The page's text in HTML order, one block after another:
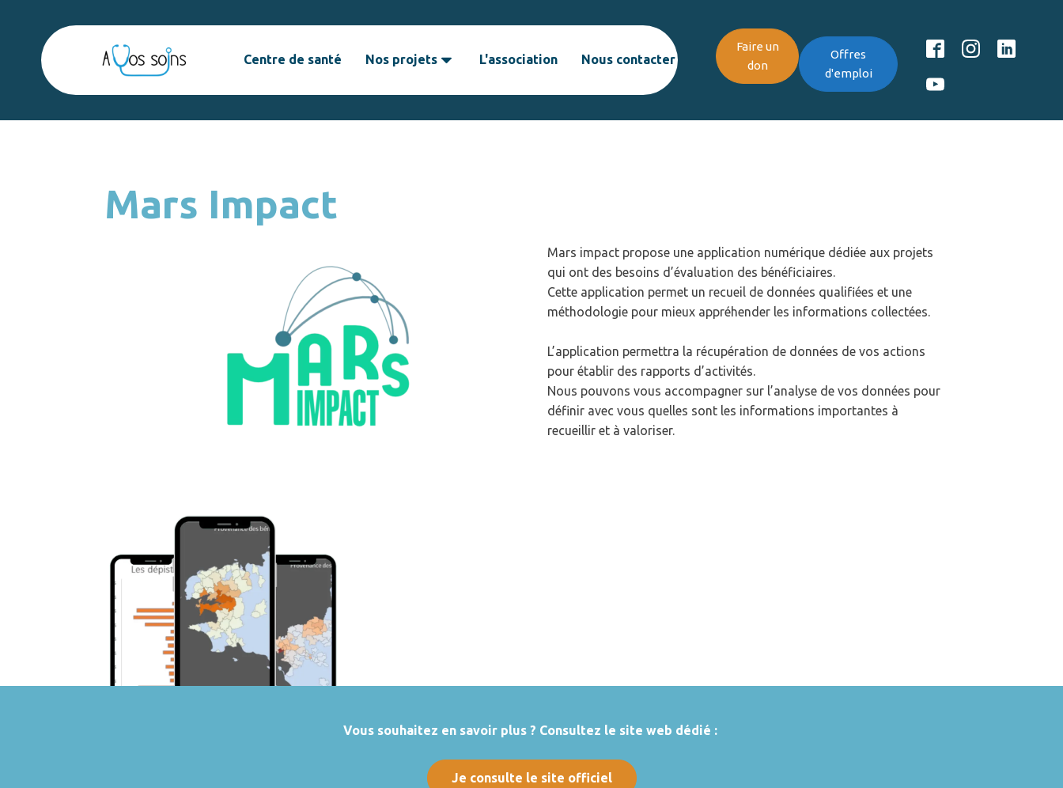
Centre de santé Nos projets L'association Nous contacter
Faire un
don
Offres
d'emploi
Mars Impact
Mars impact propose une application numérique dédiée aux projets
qui ont des besoins d’évaluation des bénéficiaires.
Cette application permet un recueil de données qualifiées et une
méthodologie pour mieux appréhender les informations collectées.
L’application permettra la récupération de données de vos actions
pour établir des rapports d’activités.
Nous pouvons vous accompagner sur l’analyse de vos données pour
définir avec vous quelles sont les informations importantes à
recueillir et à valoriser.
Vous souhaitez en savoir plus ? Consultez le site web dédié :
Je consulte le site officiel